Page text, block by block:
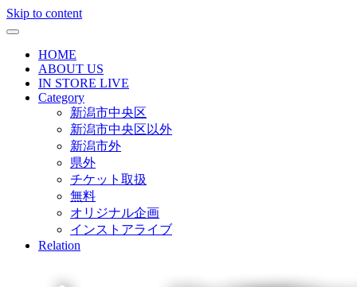
Skip to content
HOME
ABOUT US
IN STORE LIVE
Category
新潟市中央区
新潟市中央区以外
新潟市外
県外
チケット取扱
無料
オリジナル企画
インストアライブ
Relation